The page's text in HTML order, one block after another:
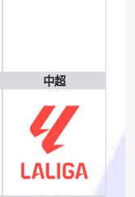
中超